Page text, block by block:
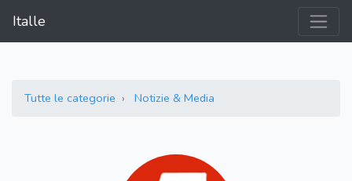
Italle
Tutte le categorie Notizie & Media